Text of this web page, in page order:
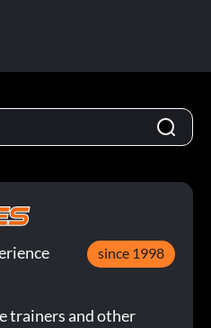
since 1998
trainers and other